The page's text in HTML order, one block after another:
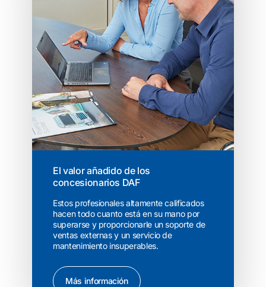
El valor añadido de los
concesionarios DAF
Estos profesionales altamente calificados
hacen todo cuanto está en su mano por
superarse y proporcionarle un soporte de
ventas externas y un servicio de
mantenimiento insuperables.
Más información